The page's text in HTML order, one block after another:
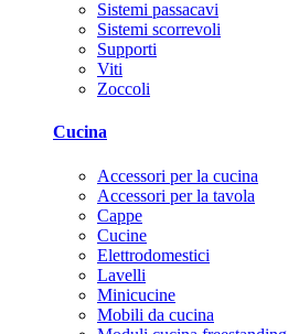
Sistemi passacavi
Sistemi scorrevoli
Supporti
Viti
Zoccoli
Cucina
Accessori per la cucina
Accessori per la tavola
Cappe
Cucine
Elettrodomestici
Lavelli
Minicucine
Mobili da cucina